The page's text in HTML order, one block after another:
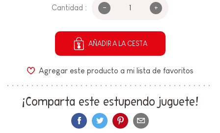
Cantidad : - +
AÑADIR A LA CESTA
Agregar este producto a mi lista de favoritos
¡Comparta este estupendo juguete!